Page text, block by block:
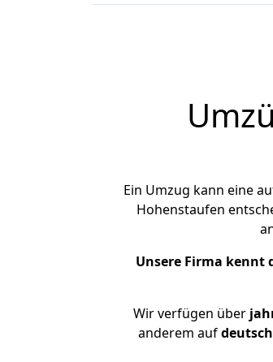
Ein Umzug kann eine
Hohenstaufen
Unsere Firma kennt
Wir verfügen über
anderem auf